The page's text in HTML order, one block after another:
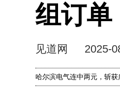
组订单
见道网 2025-
哈尔滨电气连中两元，斩